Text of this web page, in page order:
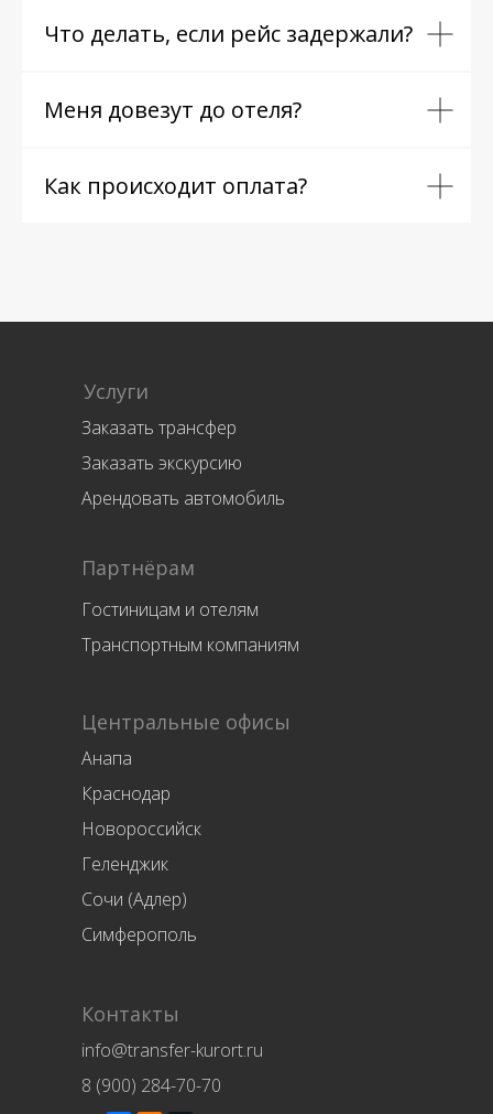
Что делать, если рейс задержали?
Меня довезут до отеля?
Как происходит оплата?
Услуги
Центральные офисы
Заказать трансфер
Заказать экскурсию
Арендовать автомобиль
Анапа
Краснодар
Новороссийск
Геленджик
Сочи (Адлер)
Симферополь
Партнёрам
Гостиницам и отелям
Транспортным компаниям
Контакты
info@transfer-kurort.ru
8 (900) 284-70-70